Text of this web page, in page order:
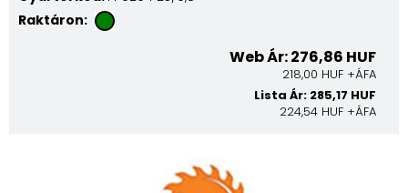
Raktáron:
Web Ár: 276,86 HUF
218,00 HUF +ÁFA
Lista Ár: 285,17 HUF
224,54 HUF +ÁFA